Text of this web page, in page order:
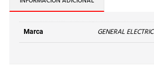
Marca GENERAL ELECTRIC